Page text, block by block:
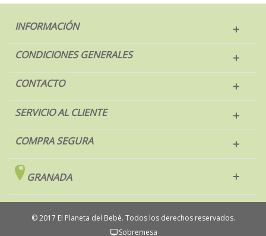
INFORMACIÓN
CONDICIONES GENERALES
CONTACTO
SERVICIO AL CLIENTE
COMPRA SEGURA
GRANADA
© 2017 El Planeta del Bebé. Todos los derechos reservados.
Sobremesa